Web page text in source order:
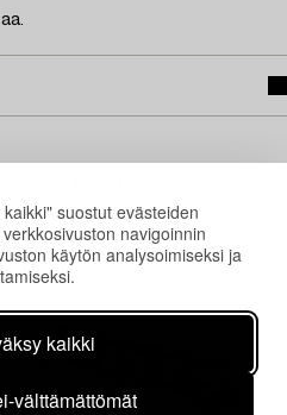
suostut evästeiden
navigoinnin
käytön analysoimiseksi ja
kaikki
välttämättömät